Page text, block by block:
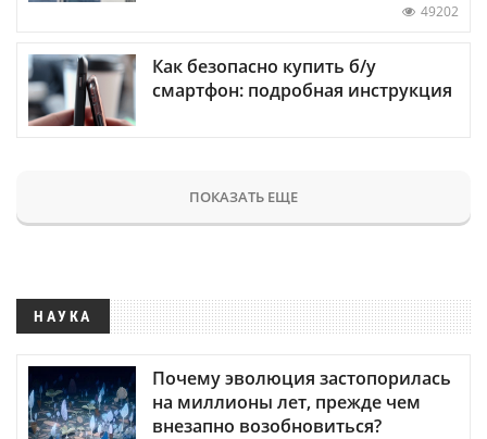
49202
Как безопасно купить б/у
смартфон: подробная инструкция
ПОКАЗАТЬ ЕЩЕ
НАУКА
Почему эволюция застопорилась
на миллионы лет, прежде чем
внезапно возобновиться?